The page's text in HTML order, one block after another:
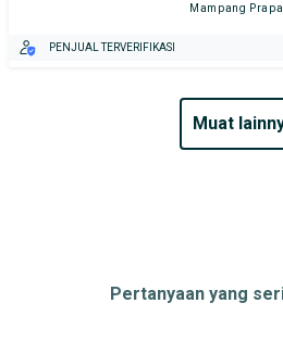
Mampang
PENJUAL TERVERIFIKASI
muat
Pertanyaan yang